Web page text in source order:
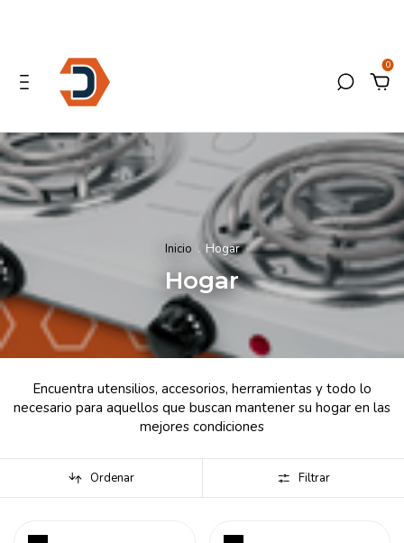
0
Inicio . Hogar
Hogar
Encuentra utensilios, accesorios, herramientas y todo lo
necesario para aquellos que buscan mantener su hogar en las
mejores condiciones
Ordenar Filtrar